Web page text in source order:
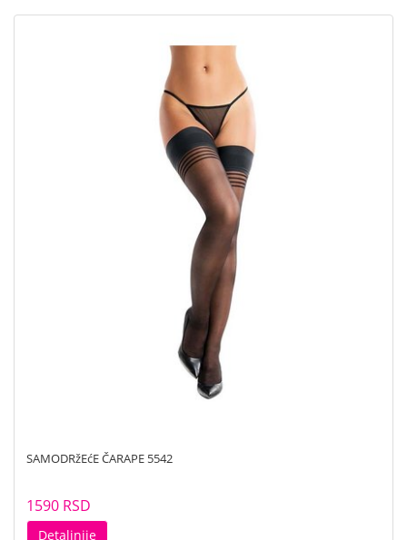
SAMODRžEćE ČARAPE 5542
1590 RSD
Detaljnije